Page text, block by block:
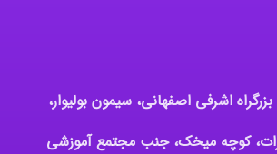
بزرگراه اشرفی اصفهانی، سیمون بولیوار،
کوچه میخک، جنب مجتمع آموزشی